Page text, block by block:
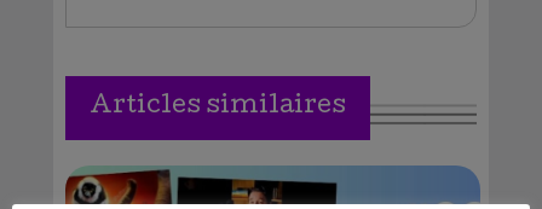
Articles similaires